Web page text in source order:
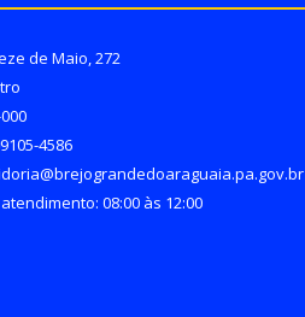
de Maio, 272
4586
08:00 às 12:00